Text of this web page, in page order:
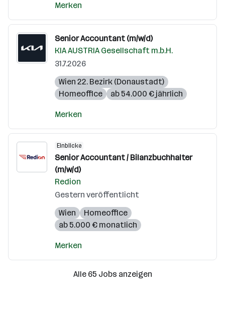
Merken
Senior Accountant (m/w/d)
KIA AUSTRIA Gesellschaft m.b.H.
31.7.2026
Wien 22. Bezirk (Donaustadt)
Homeoffice
ab 54.000 € jährlich
Merken
Einblicke
Senior Accountant / Bilanzbuchhalter
(m/w/d)
Redion
Gestern veröffentlicht
Wien
Homeoffice
ab 5.000 € monatlich
Merken
Alle 65 Jobs anzeigen